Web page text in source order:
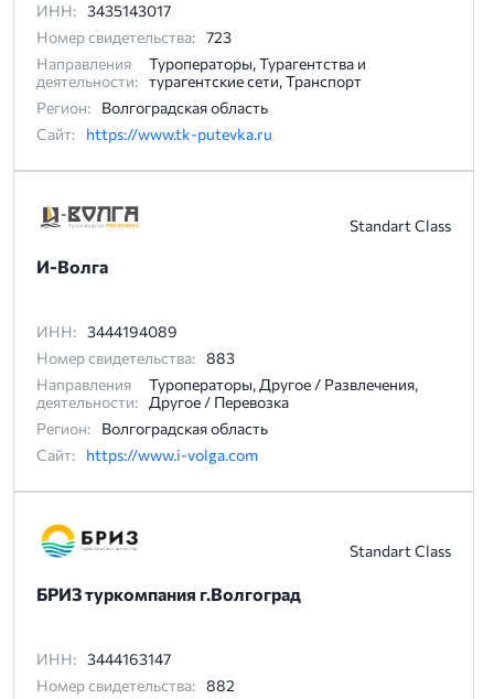
ИНН: 3435143017
Номер свидетельства: 723
Направления
деятельности:
Туроператоры, Турагентства и
турагентские сети, Транспорт
Регион:
Волгоградская область
Сайт:
https://www.tk-putevka.ru
Standart Class
И-Волга
ИНН: 3444194089
Номер свидетельства: 883
Направления
деятельности:
Туроператоры, Другое / Развлечения,
Другое / Перевозка
Регион:
Волгоградская область
Сайт:
https://www.i-volga.com
Standart Class
БРИЗ туркомпания г.Волгоград
ИНН: 3444163147
Номер свидетельства: 882